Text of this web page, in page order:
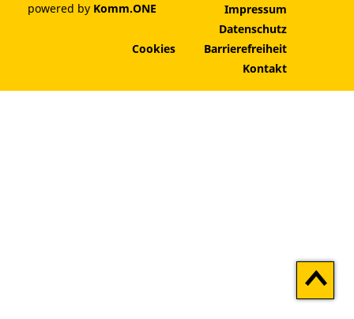
powered by Komm.ONE
Impressum
Datenschutz
Cookies
Barrierefreiheit
Kontakt
Zum